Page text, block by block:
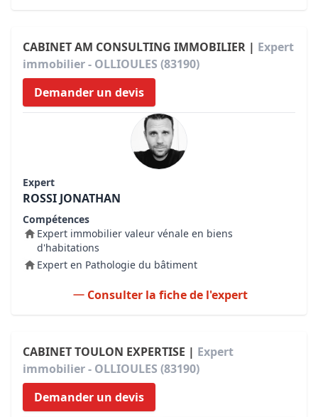
CABINET AM CONSULTING IMMOBILIER | Expert
immobilier - OLLIOULES (83190)
Demander un devis
Expert
ROSSI JONATHAN
Compétences
Expert immobilier valeur vénale en biens
d'habitations
Expert en Pathologie du bâtiment
Consulter la fiche de l'expert
CABINET TOULON EXPERTISE | Expert
immobilier - OLLIOULES (83190)
Demander un devis